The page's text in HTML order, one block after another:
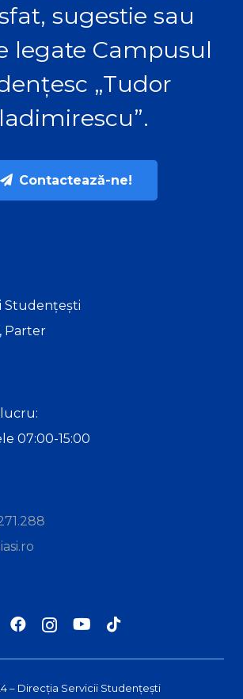
sugestie sau
legate Campusul
„Tudor
Contactează-ne!
Studențești
Parter
07:00-15:00
– Direcția Servicii Studențești